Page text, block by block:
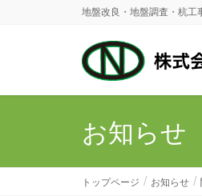
地盤改良・地盤調査・杭工
お知らせ
トップページ お知らせ